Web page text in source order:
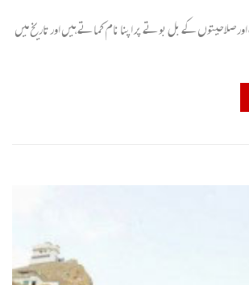
صلاحیتوں کے بل بوتے پر اپنا نام کماتے ہیں اور تاریخ میں